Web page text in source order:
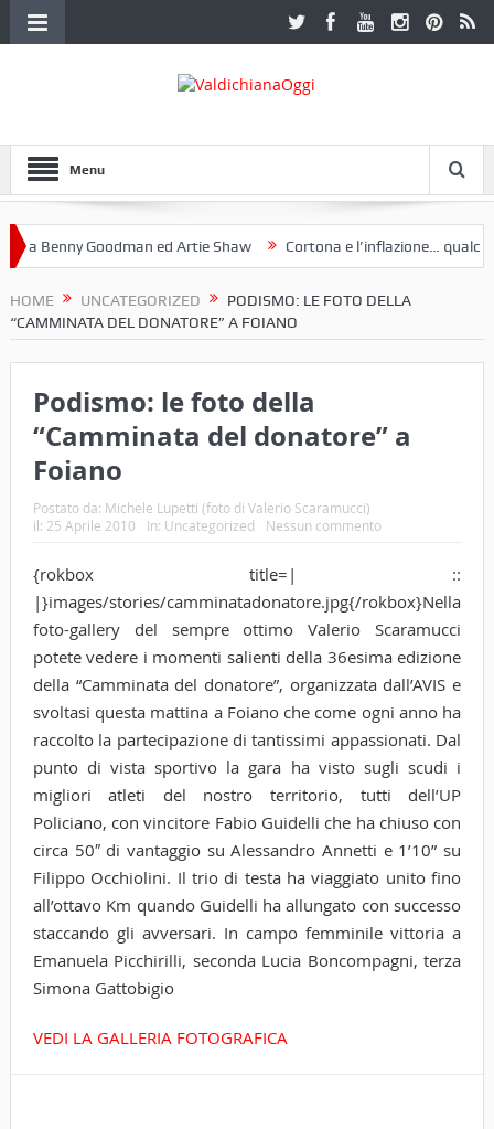
Menu
a Benny Goodman ed Artie Shaw Cortona e l’inflazione… qualche
HOME UNCATEGORIZED
PODISMO: LE FOTO DELLA
“CAMMINATA DEL DONATORE” A FOIANO
Podismo: le foto della
“Camminata del donatore” a
Foiano
Postato da: Michele Lupetti (foto di Valerio Scaramucci)
il: 25 Aprile 2010 In: Uncategorized Nessun commento
{rokbox title=| ::
|}images/stories/camminatadonatore.jpg{/rokbox}Nella
foto-gallery del sempre ottimo Valerio Scaramucci
potete vedere i momenti salienti della 36esima edizione
della “Camminata del donatore”, organizzata dall’AVIS e
svoltasi questa mattina a Foiano che come ogni anno ha
raccolto la partecipazione di tantissimi appassionati. Dal
punto di vista sportivo la gara ha visto sugli scudi i
migliori atleti del nostro territorio, tutti dell’UP
Policiano, con vincitore Fabio Guidelli che ha chiuso con
circa 50″ di vantaggio su Alessandro Annetti e 1’10” su
Filippo Occhiolini. Il trio di testa ha viaggiato unito fino
all’ottavo Km quando Guidelli ha allungato con successo
staccando gli avversari. In campo femminile vittoria a
Emanuela Picchirilli, seconda Lucia Boncompagni, terza
Simona Gattobigio
VEDI LA GALLERIA FOTOGRAFICA